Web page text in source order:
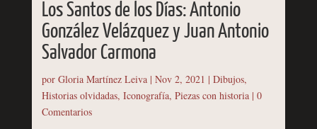
Los Santos de los Días: Antonio
González Velázquez y Juan Antonio
Salvador Carmona
por Gloria Martínez Leiva| Nov 2, 2021 | Dibujos,
Historias olvidadas, Iconografía, Piezas con historia| 0
Comentarios